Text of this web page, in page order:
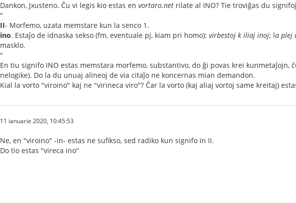
Dankon, Jxusteno. Ĉu vi legis kio estas en vortaro.net rilate al INO? Tie troviĝas du
"
II- Morfemo, uzata memstare kun la senco 1.
ino. Estaĵo de idnaska sekso (fm, eventuale pj, kiam pri homo): virbestoj k iliaj inoj; la plej
masklo.
"
En tiu signifo INO estas memstara morfemo, substantivo, do ĝi povas krei kunmetaĵojn,
nelogike). Do la du unuaj alineoj de via citaĵo ne koncernas mian demandon.
Kial la vorto "viroino" kaj ne "virineca viro"? Ĉar la vorto (kaj aliaj vortoj same kreitaj)
11 ianuarie 2020, 10:45:53
Ne, en "viroino" -in- estas ne sufikso, sed radiko kun signifo in II.
Do tio estas "vireca ino"